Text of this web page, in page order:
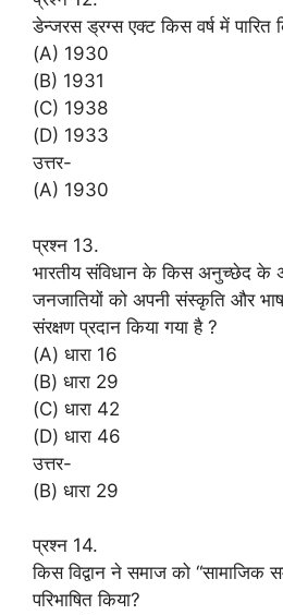
डेन्जरस ड्रग्स एक्ट किस वर्ष में पारित
(A) 1930
(B) 1931
(C) 1938
(D) 1933
उत्तर-
(A) 1930
प्रश्न 13.
भारतीय संविधान के किस अनुच्छेद के
जनजातियों को अपनी संस्कृति और
संरक्षण प्रदान किया गया है ?
(A) धारा 16
(B) धारा 29
(C) धारा 42
(D) धारा 46
उत्तर-
(B) धारा 29
प्रश्न 14.
किस विद्वान ने समाज को “सामाजिक
परिभाषित किया?